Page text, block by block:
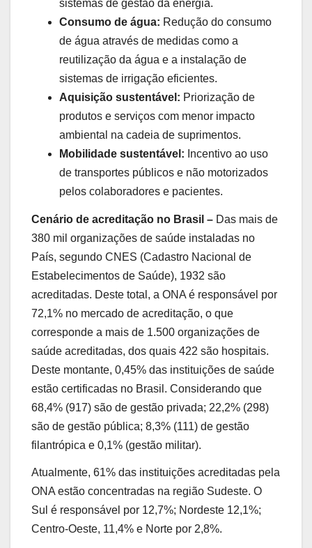
sistemas de gestão da energia.
Consumo de água: Redução do consumo
de água através de medidas como a
reutilização da água e a instalação de
sistemas de irrigação eficientes.
Aquisição sustentável: Priorização de
produtos e serviços com menor impacto
ambiental na cadeia de suprimentos.
Mobilidade sustentável: Incentivo ao uso
de transportes públicos e não motorizados
pelos colaboradores e pacientes.
Cenário de acreditação no Brasil – Das mais de
380 mil organizações de saúde instaladas no
País, segundo CNES (Cadastro Nacional de
Estabelecimentos de Saúde), 1932 são
acreditadas. Deste total, a ONA é responsável por
72,1% no mercado de acreditação, o que
corresponde a mais de 1.500 organizações de
saúde acreditadas, dos quais 422 são hospitais.
Deste montante, 0,45% das instituições de saúde
estão certificadas no Brasil. Considerando que
68,4% (917) são de gestão privada; 22,2% (298)
são de gestão pública; 8,3% (111) de gestão
filantrópica e 0,1% (gestão militar).
Atualmente, 61% das instituições acreditadas pela
ONA estão concentradas na região Sudeste. O
Sul é responsável por 12,7%; Nordeste 12,1%;
Centro-Oeste, 11,4% e Norte por 2,8%.